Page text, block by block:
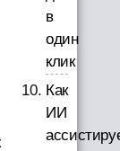
в
один
клик
Как
ИИ